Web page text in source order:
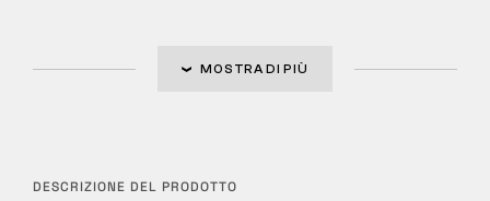
MOSTRA DI PIÙ
DESCRIZIONE DEL PRODOTTO